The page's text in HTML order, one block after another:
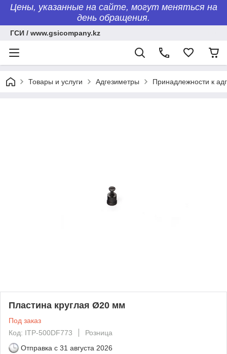
Цены, указанные на сайте, могут меняться на
день обращения.
ГСИ / www.gsicompany.kz
Товары и услуги Адгезиметры Принадлежности к
Пластина круглая Ø20 мм
Под заказ
Код: ITP-500DF773
Розница
Отправка с 31 августа 2026